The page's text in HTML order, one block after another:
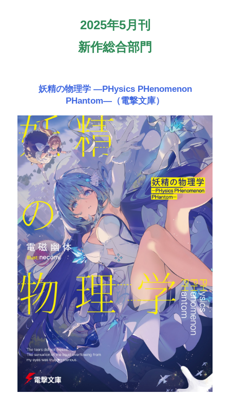
2025年5月刊
新作総合部門
妖精の物理学 ―PHysics PHenomenon
PHantom―（電撃文庫）